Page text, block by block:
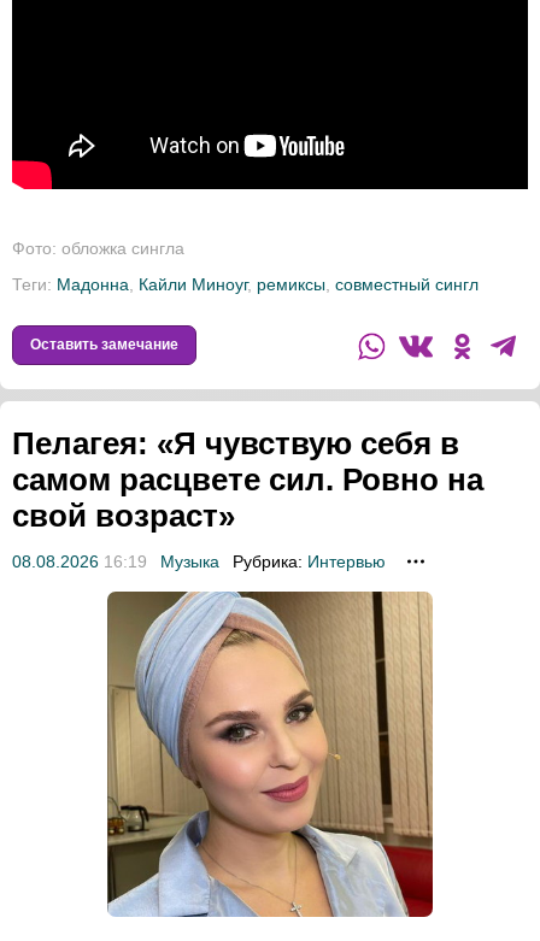
Фото: обложка сингла
Теги: Мадонна Кайли Миноуг, ремиксы совместный сингл
Оставить замечание
Пелагея: «Я чувствую себя в
самом расцвете сил. Ровно на
свой возраст»
08.08.2026 16:19 Музыка Рубрика: Интервью